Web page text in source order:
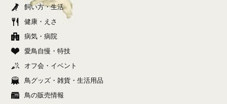
飼い方・生活
健康・えさ
病気・病院
愛鳥自慢・特技
オフ会・イベント
鳥グッズ・雑貨・生活用品
鳥の販売情報